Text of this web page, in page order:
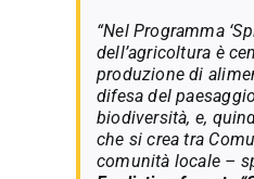
“Nel Programma
dell’agricoltura è
produzione di
difesa del
biodiversità, e,
che si crea tra
comunità locale –